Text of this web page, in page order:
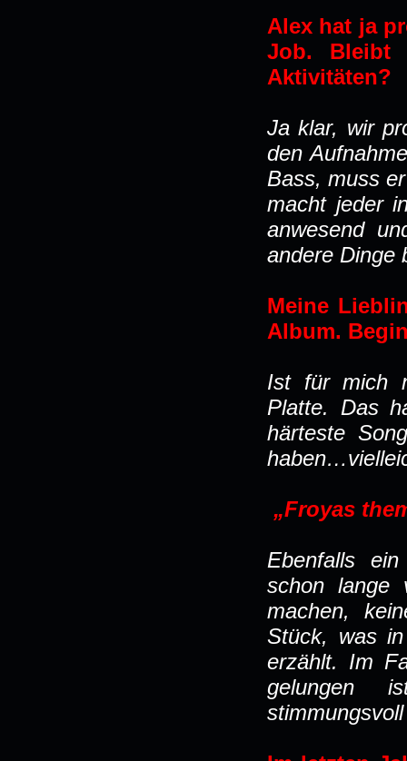
Alex hat ja
Job. Bleibt
Aktivitäten?
Ja klar, wir
den
Bass, muss
macht jeder
anwesend
andere Dinge
Meine
Album.
Ist für mich
Platte. Das
härteste
„Froyas
Ebenfalls
schon lange
machen,
Stück, was
erzählt. Im
gelungen